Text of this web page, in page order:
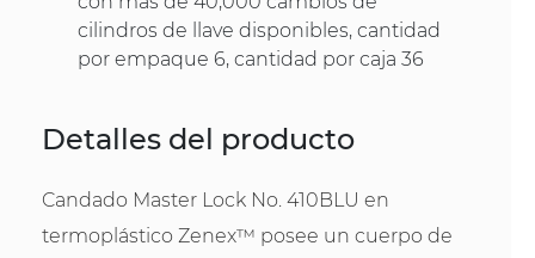
cilindros de llave disponibles, cantidad
por empaque 6, cantidad por caja 36
Detalles del producto
Candado Master Lock No. 410BLU en
termoplástico Zenex™ posee un cuerpo de